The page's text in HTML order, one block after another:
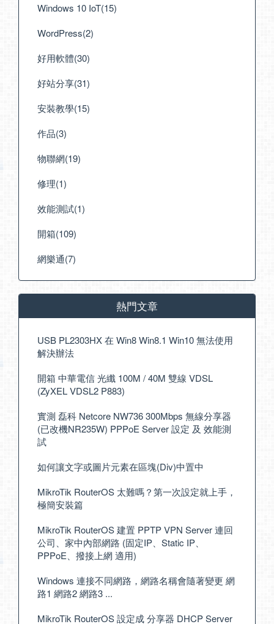
Windows 10 IoT(15)
WordPress(2)
好用軟體(30)
好站分享(31)
安裝教學(15)
作品(3)
物聯網(19)
修理(1)
效能測試(1)
開箱(109)
網樂通(7)
熱門文章
USB PL2303HX 在 Win8 Win8.1 Win10 無法使用
解決辦法
開箱 中華電信 光纖 100M / 40M 雙線 VDSL
(ZyXEL VDSL2 P883)
實測 磊科 Netcore NW736 300Mbps 無線分享器
(已改機NR235W) PPPoE Server 設定 及 效能測
試
如何讓文字或圖片元素在區塊(Div)中置中
MikroTik RouterOS 太難嗎？第一次設定就上手，
極簡安裝篇
MikroTik RouterOS 建置 PPTP VPN Server 連回
公司、家中內部網路 (固定IP、Static IP、
PPPoE、撥接上網 適用)
Windows 連接不同網路，網路名稱會隨著變更 網
路1 網路2 網路3 ...
MikroTik RouterOS 設定成 分享器 DHCP Server